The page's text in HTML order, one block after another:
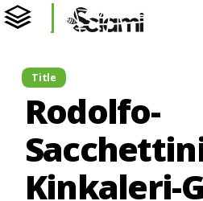
Title
Rodolfo-
Kinkaleri-